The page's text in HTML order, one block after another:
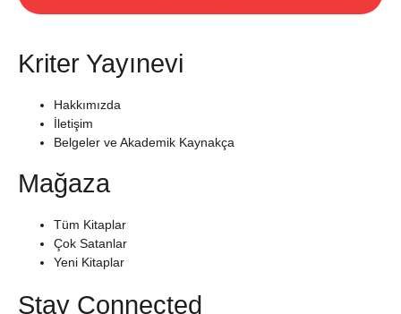
Kriter Yayınevi
Hakkımızda
İletişim
Belgeler ve Akademik Kaynakça
Mağaza
Tüm Kitaplar
Çok Satanlar
Yeni Kitaplar
Stay Connected